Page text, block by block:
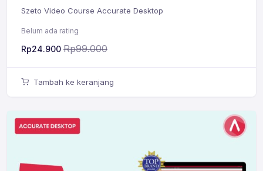
Szeto Video Course Accurate Desktop
Belum ada rating
Rp24.900 Rp99.000
Tambah ke keranjang